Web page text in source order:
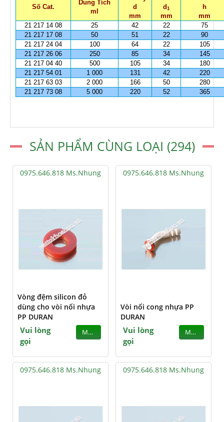
Số Cat.
Dung Tích
ml
d
mm
d1
mm
h
mm
21 217 14 08
25 42 22
75
21 217 17 08
50 51 22
90
21 217 24 04
100 64 22
105
21 217 26 06
250 85 34
145
21 217 04 40
500 105 34
180
21 217 54 01
1 000 131 42
220
21 217 63 03
2 000 166 50
280
21 217 73 08
5 000 220 52 365
SẢN PHẨM CÙNG LOẠI (294)
0975.646.818 Ms.Nhung
Vòng đệm silicon đỏ
dùng cho vòi nối nhựa
PP DURAN
Vui lòng
gọi
MUA
0975.646.818 Ms.Nhung
Vòi nối cong nhựa PP
DURAN
Vui lòng
gọi
MUA
0975.646.818 Ms.Nhung 0975.646.818 Ms.Nhung